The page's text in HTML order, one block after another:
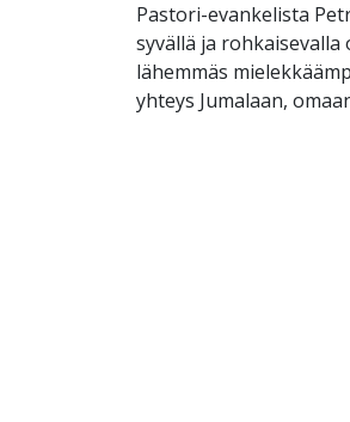
Pastori-evankelista
syvällä ja rohkaisevalla
lähemmäs
yhteys Jumalaan,